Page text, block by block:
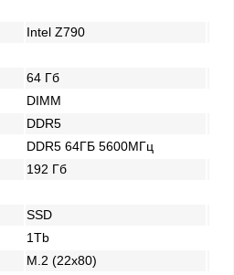
Intel Z790
64 Гб
DIMM
DDR5
DDR5 64ГБ 5600МГц
192 Гб
SSD
1Tb
M.2 (22x80)